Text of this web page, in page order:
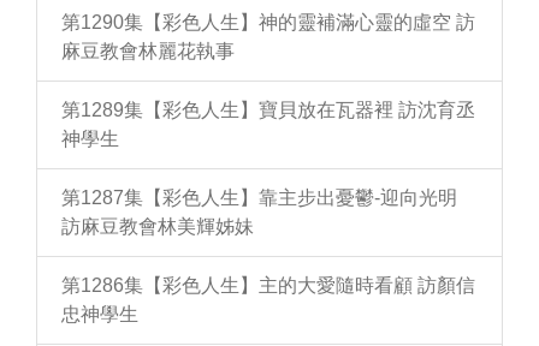
第1290集【彩色人生】神的靈補滿心靈的虛空 訪
麻豆教會林麗花執事
第1289集【彩色人生】寶貝放在瓦器裡 訪沈育丞
神學生
第1287集【彩色人生】靠主步出憂鬱-迎向光明
訪麻豆教會林美輝姊妹
第1286集【彩色人生】主的大愛隨時看顧 訪顏信
忠神學生